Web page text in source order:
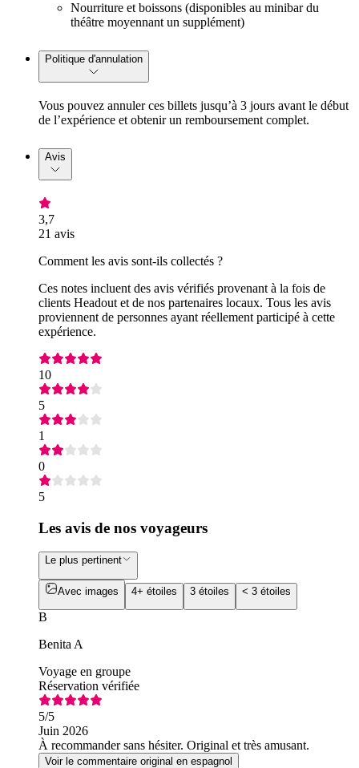
Nourriture et boissons (disponibles au minibar du
théâtre moyennant un supplément)
Politique d'annulation
Vous pouvez annuler ces billets jusqu’à 3 jours avant le début
de l’expérience et obtenir un remboursement complet.
Avis
3,7
21 avis
Comment les avis sont-ils collectés ?
Ces notes incluent des avis vérifiés provenant à la fois de
clients Headout et de nos partenaires locaux. Tous les avis
proviennent de personnes ayant réellement participé à cette
expérience.
10
5
1
0
5
Les avis de nos voyageurs
Le plus pertinent
Avec images 4+ étoiles 3 étoiles < 3 étoiles
B
Benita A
Voyage en groupe
Réservation vérifiée
5/5
Juin 2026
À recommander sans hésiter. Original et très amusant.
Voir le commentaire original en espagnol